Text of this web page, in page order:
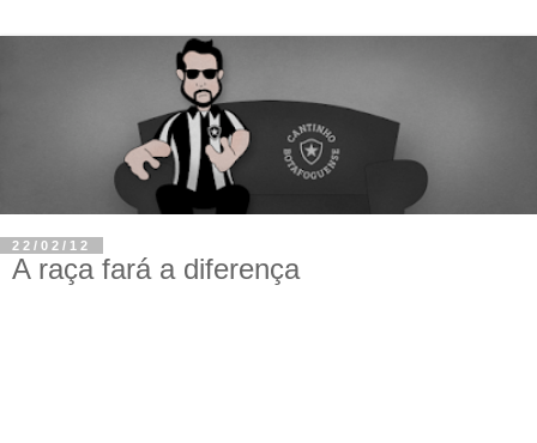
22/02/12
A raça fará a diferença